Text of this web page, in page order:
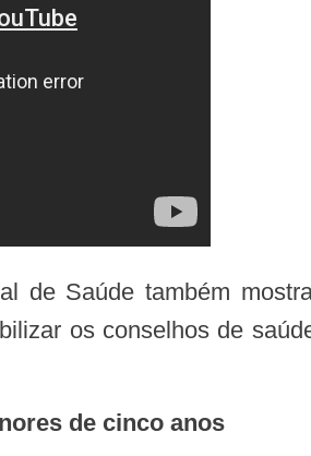
os conselhos de
de cinco anos